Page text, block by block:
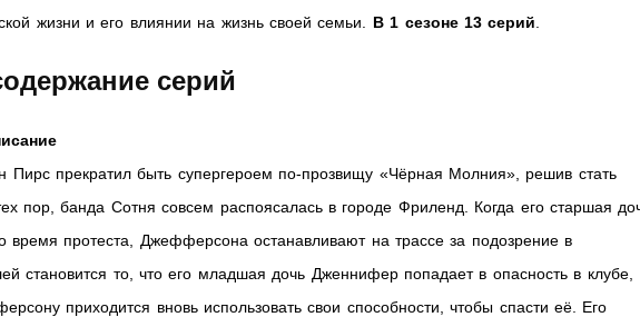
жизни и его влиянии на жизнь своей семьи. В 1 сезоне 13 серий
серий
Пирс прекратил быть супергероем по-прозвищу «Чёрная Молния», решив стать
пор, банда Сотня совсем распоясалась в городе Фриленд. Когда его старшая
время протеста, Джефферсона останавливают на трассе за подозрение в
становится то, что его младшая дочь Дженнифер попадает в опасность в клубе,
приходится вновь использовать свои способности, чтобы спасти её. Его